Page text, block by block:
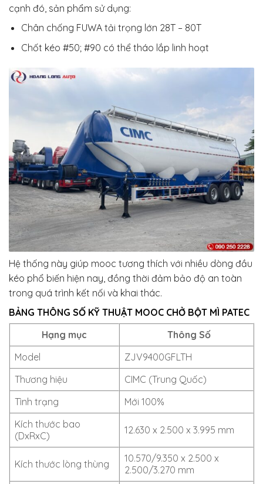
cạnh đó, sản phẩm sử dụng:
Chân chống FUWA tải trọng lớn 28T – 80T
Chốt kéo #50; #90 có thể tháo lắp linh hoạt
Hệ thống này giúp mooc tương thích với nhiều dòng đầu
kéo phổ biến hiện nay, đồng thời đảm bảo độ an toàn
trong quá trình kết nối và khai thác.
BẢNG THÔNG SỐ KỸ THUẬT MOOC CHỞ BỘT MÌ PATEC
Hạng mục
Thông Số
Model
ZJV9400GFLTH
Thương hiệu
CIMC (Trung Quốc)
Tình trạng
Mới 100%
Kích thước bao
(DxRxC)
12.630 x 2.500 x 3.995 mm
Kích thước lòng thùng
10.570/9.350 x 2.500 x
2.500/3.270 mm